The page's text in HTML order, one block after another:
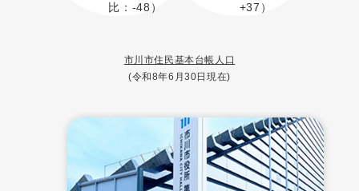
比：-48）
+37）
市川市住民基本台帳人口
(令和8年6月30日現在)